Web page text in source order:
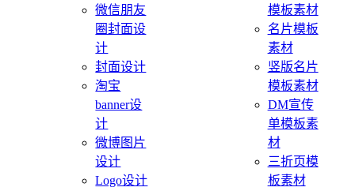
微信朋友
圈封面设
计
封面设计
淘宝
banner设
计
微博图片
设计
Logo设计
模板素材
名片模板
素材
竖版名片
模板素材
DM宣传
单模板素
材
三折页模
板素材